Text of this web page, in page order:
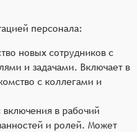
персонала:
новых сотрудников с
и задачами. Включает в
с коллегами и
включения в рабочий
и ролей. Может